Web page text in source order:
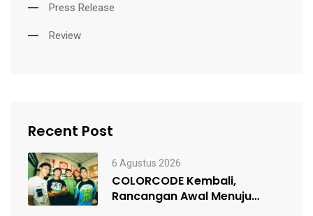
Press Release
Review
Recent Post
6 Agustus 2026
COLORCODE Kembali,
Rancangan Awal Menuju